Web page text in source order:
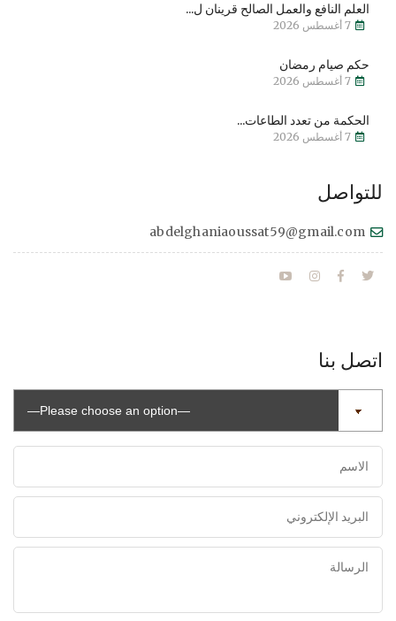
العلم النافع والعمل الصالح قرينان ل...
7 أغسطس 2026
حكم صيام رمضان
7 أغسطس 2026
الحكمة من تعدد الطاعات...
7 أغسطس 2026
للتواصل
abdelghaniaoussat59@gmail.com
اتصل بنا